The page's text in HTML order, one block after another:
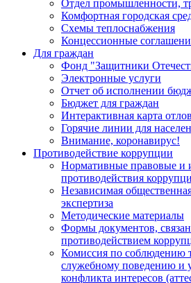
Отдел промышленности,
Комфортная городская
Схемы теплоснабжения
Концессионные
Для граждан
Фонд "Защитники
Электронные услуги
Отчет об исполнении
Бюджет для граждан
Интерактивная карта
Горячие линии для
Внимание, коронавирус!
Противодействие коррупции
Нормативные правовые и
противодействия
Независимая
экспертиза
Методические материалы
Формы документов,
противодействием
Комиссия по соблюдению
служебному поведению и
конфликта интересов